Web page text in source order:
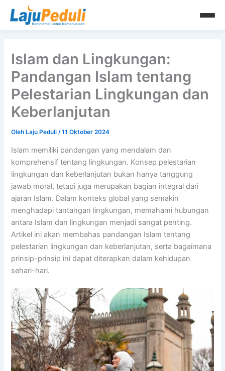
Islam dan Lingkungan:
Pandangan Islam tentang
Pelestarian Lingkungan dan
Keberlanjutan
Oleh Laju Peduli/11 Oktober 2024
Islam memiliki pandangan yang mendalam dan
komprehensif tentang lingkungan. Konsep pelestarian
lingkungan dan keberlanjutan bukan hanya tanggung
jawab moral, tetapi juga merupakan bagian integral dari
ajaran Islam. Dalam konteks global yang semakin
menghadapi tantangan lingkungan, memahami hubungan
antara Islam dan lingkungan menjadi sangat penting.
Artikel ini akan membahas pandangan Islam tentang
pelestarian lingkungan dan keberlanjutan, serta bagaimana
prinsip-prinsip ini dapat diterapkan dalam kehidupan
sehari-hari.